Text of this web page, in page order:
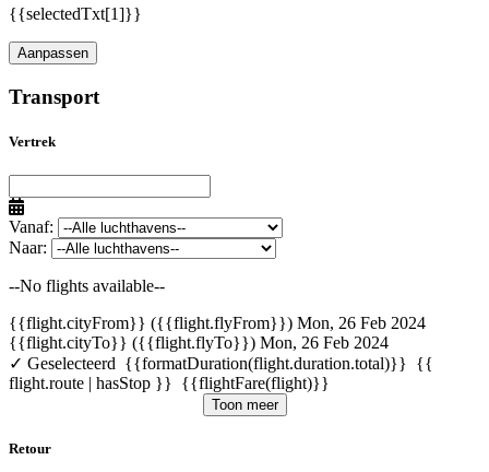
{{selectedTxt[1]}}
Aanpassen
Transport
Vertrek
Vanaf:
Naar:
--No flights available--
{{flight.cityFrom}} ({{flight.flyFrom}}) Mon, 26 Feb 2024
{{flight.cityTo}} ({{flight.flyTo}}) Mon, 26 Feb 2024
✓ Geselecteerd {{formatDuration(flight.duration.total)}} {{
flight.route | hasStop }} {{flightFare(flight)}}
Toon meer
Retour